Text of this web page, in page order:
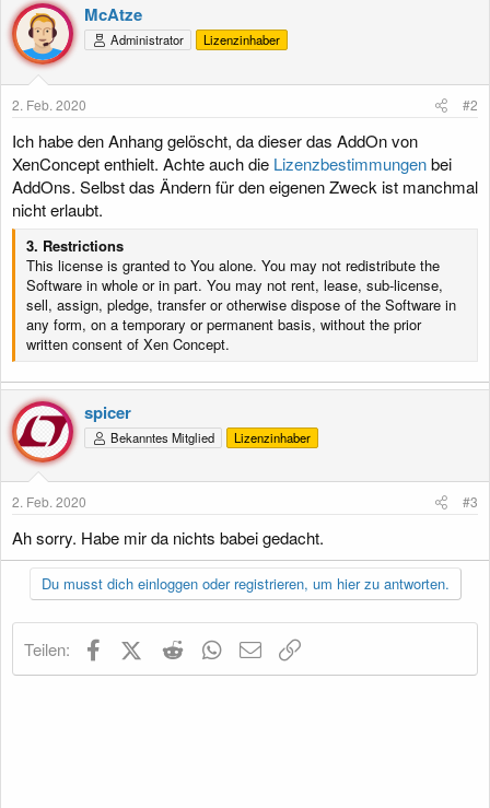
McAtze
Administrator Lizenzinhaber
2. Feb. 2020 #2
Ich habe den Anhang gelöscht, da dieser das AddOn von
XenConcept enthielt. Achte auch die Lizenzbestimmungenbei
AddOns. Selbst das Ändern für den eigenen Zweck ist manchmal
nicht erlaubt.
3. Restrictions
This license is granted to You alone. You may not redistribute the
Software in whole or in part. You may not rent, lease, sub-license,
sell, assign, pledge, transfer or otherwise dispose of the Software in
any form, on a temporary or permanent basis, without the prior
written consent of Xen Concept.
spicer
Bekanntes Mitglied Lizenzinhaber
2. Feb. 2020 #3
Ah sorry. Habe mir da nichts babei gedacht.
Du musst dich einloggen oder registrieren, um hier zu antworten.
Teilen: FacebookX (Twitter)
Reddit WhatsApp
E-Mail